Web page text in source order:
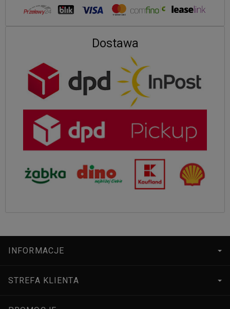
Dostawa
INFORMACJE
STREFA KLIENTA